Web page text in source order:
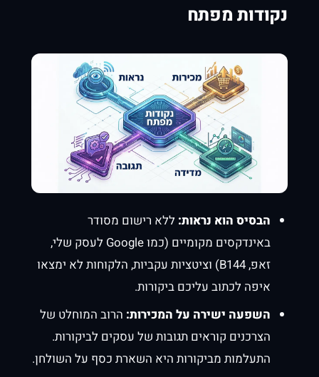
נקודות מפתח
הבסיס הוא נראות: ללא רישום מסודר
באינדקסים מקומיים (כמו Google לעסק שלי,
זאפ, B144) וציטציות עקביות, הלקוחות לא ימצאו
איפה לכתוב עליכם ביקורות.
השפעה ישירה על המכירות: הרוב המוחלט של
הצרכנים קוראים תגובות של עסקים לביקורות.
התעלמות מביקורות היא השארת כסף על השולחן.